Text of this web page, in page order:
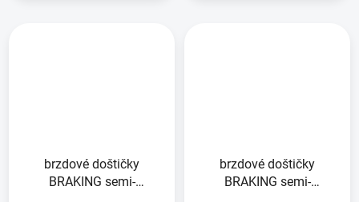
brzdové doštičky
BRAKING semi-
brzdové doštičky
BRAKING semi-